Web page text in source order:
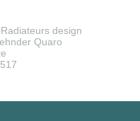
Radiateurs design
Quaro